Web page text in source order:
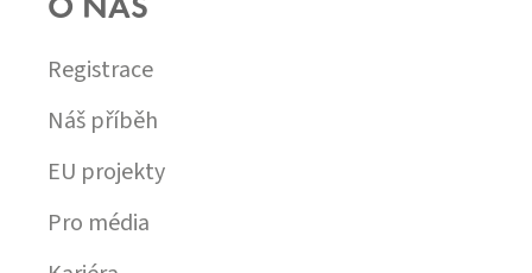
O NÁS
Registrace
Náš příběh
EU projekty
Pro média